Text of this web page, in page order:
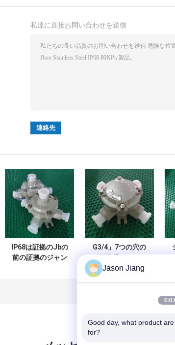
私達に直接お問い合わせを送信
IP68は証拠のJbの
前の証拠のジャン
G3/4」7つの穴の
耐圧防爆ジャンク
ション・ボックス
のJbox Exd II C T6
Jason Jiang
Good day, what product
for?